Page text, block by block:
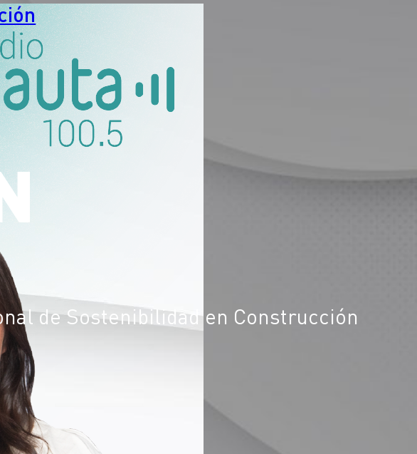
de Sostenibilidad en Construcción